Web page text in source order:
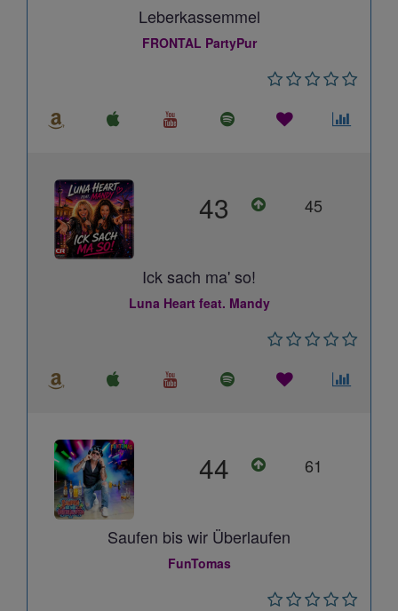
Leberkassemmel
FRONTAL PartyPur
43 45
Ick sach ma' so!
Luna Heart feat. Mandy
44 61
Saufen bis wir Überlaufen
FunTomas